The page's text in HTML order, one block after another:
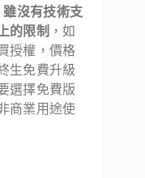
沒有技術支
的限制 ，如
授權，價格
生免費升級
選擇免費版
商業用途使